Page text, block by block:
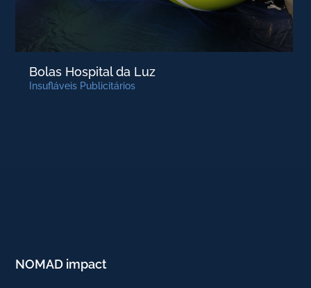
Bolas Hospital da Luz
Insufláveis Publicitários
NOMAD impact